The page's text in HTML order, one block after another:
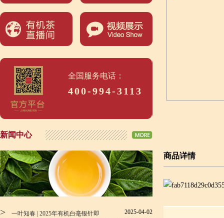
全国服务电话：
400-994-3113
新闻中心
> 一叶知春 | 2025年有机白毫银针即 2025-04-02
商品详情